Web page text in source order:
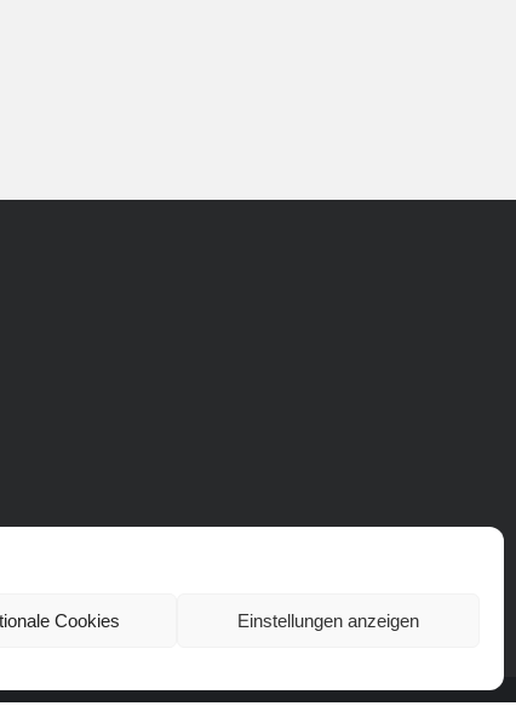
Cookies Einstellungen anzeigen